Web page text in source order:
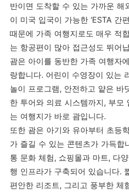
반이면 도착할 수 있는 가까운 해
이 미국 입국이 가능한 ‘ESTA 간
때문에 가족 여행지로도 매우 적
는 항공편이 많아 접근성도 뛰어
괌은 아이를 동반한 가족 여행자
랑합니다. 어린이 수영장이 있는
놀이 프로그램, 안전하고 얕은 바
한 투어와 의료 시스템까지, 부모
는 여행지가 바로 괌입니다.
또한 괌은 아기와 유아부터 초등
가 즐길 수 있는 콘텐츠가 가득합
통 문화 체험, 쇼핑몰과 마트, 다
행 인프라가 구축되어 있습니다.
편안한 리조트, 그리고 풍부한 체